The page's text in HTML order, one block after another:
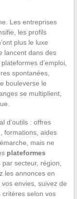
Les entreprises
les profils
plus le luxe
lancent dans des
d’emploi,
spontanées,
bouleverse le
se multiplient,
d’outils : offres
formations, aides
mais ne
plateformes
secteur, région,
les annonces en
envies, suivez de
critères selon vos